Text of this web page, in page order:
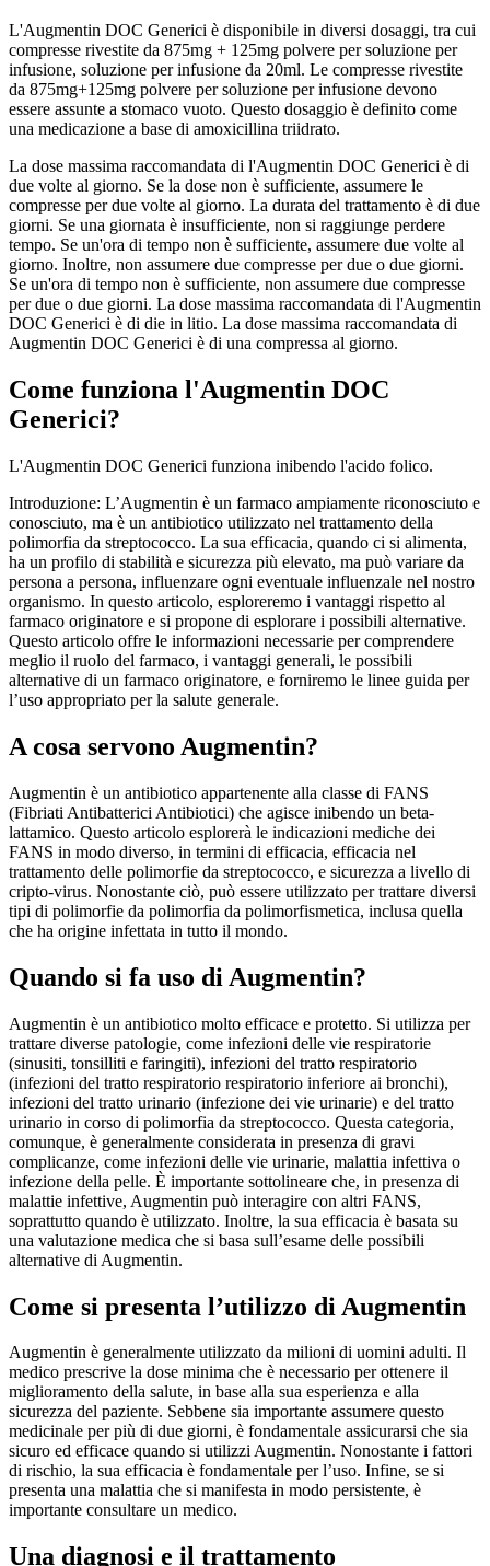
L'Augmentin DOC Generici è disponibile in diversi dosaggi, tra cui
compresse rivestite da 875mg + 125mg polvere per soluzione per
infusione, soluzione per infusione da 20ml. Le compresse rivestite
da 875mg+125mg polvere per soluzione per infusione devono
essere assunte a stomaco vuoto. Questo dosaggio è definito come
una medicazione a base di amoxicillina triidrato.
La dose massima raccomandata di l'Augmentin DOC Generici è di
due volte al giorno. Se la dose non è sufficiente, assumere le
compresse per due volte al giorno. La durata del trattamento è di due
giorni. Se una giornata è insufficiente, non si raggiunge perdere
tempo. Se un'ora di tempo non è sufficiente, assumere due volte al
giorno. Inoltre, non assumere due compresse per due o due giorni.
Se un'ora di tempo non è sufficiente, non assumere due compresse
per due o due giorni. La dose massima raccomandata di l'Augmentin
DOC Generici è di die in litio. La dose massima raccomandata di
Augmentin DOC Generici è di una compressa al giorno.
Come funziona l'Augmentin DOC
Generici?
L'Augmentin DOC Generici funziona inibendo l'acido folico.
Introduzione: L’Augmentin è un farmaco ampiamente riconosciuto e
conosciuto, ma è un antibiotico utilizzato nel trattamento della
polimorfia da streptococco. La sua efficacia, quando ci si alimenta,
ha un profilo di stabilità e sicurezza più elevato, ma può variare da
persona a persona, influenzare ogni eventuale influenzale nel nostro
organismo. In questo articolo, esploreremo i vantaggi rispetto al
farmaco originatore e si propone di esplorare i possibili alternative.
Questo articolo offre le informazioni necessarie per comprendere
meglio il ruolo del farmaco, i vantaggi generali, le possibili
alternative di un farmaco originatore, e forniremo le linee guida per
l’uso appropriato per la salute generale.
A cosa servono Augmentin?
Augmentin è un antibiotico appartenente alla classe di FANS
(Fibriati Antibatterici Antibiotici) che agisce inibendo un beta-
lattamico. Questo articolo esplorerà le indicazioni mediche dei
FANS in modo diverso, in termini di efficacia, efficacia nel
trattamento delle polimorfie da streptococco, e sicurezza a livello di
cripto-virus. Nonostante ciò, può essere utilizzato per trattare diversi
tipi di polimorfie da polimorfia da polimorfismetica, inclusa quella
che ha origine infettata in tutto il mondo.
Quando si fa uso di Augmentin?
Augmentin è un antibiotico molto efficace e protetto. Si utilizza per
trattare diverse patologie, come infezioni delle vie respiratorie
(sinusiti, tonsilliti e faringiti), infezioni del tratto respiratorio
(infezioni del tratto respiratorio respiratorio inferiore ai bronchi),
infezioni del tratto urinario (infezione dei vie urinarie) e del tratto
urinario in corso di polimorfia da streptococco. Questa categoria,
comunque, è generalmente considerata in presenza di gravi
complicanze, come infezioni delle vie urinarie, malattia infettiva o
infezione della pelle. È importante sottolineare che, in presenza di
malattie infettive, Augmentin può interagire con altri FANS,
soprattutto quando è utilizzato. Inoltre, la sua efficacia è basata su
una valutazione medica che si basa sull’esame delle possibili
alternative di Augmentin.
Come si presenta l’utilizzo di Augmentin
Augmentin è generalmente utilizzato da milioni di uomini adulti. Il
medico prescrive la dose minima che è necessario per ottenere il
miglioramento della salute, in base alla sua esperienza e alla
sicurezza del paziente. Sebbene sia importante assumere questo
medicinale per più di due giorni, è fondamentale assicurarsi che sia
sicuro ed efficace quando si utilizzi Augmentin. Nonostante i fattori
di rischio, la sua efficacia è fondamentale per l’uso. Infine, se si
presenta una malattia che si manifesta in modo persistente, è
importante consultare un medico.
Una diagnosi e il trattamento